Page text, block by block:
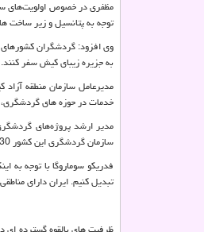
توجه به پتانسیل و زیر ساخت
وي افزود: گردشگران کشورهای
به جزیره زیبای کیش سفر کنند.
مدیرعامل سازمان منطقه
خدمات در حوزه های
مدیر ارشد پروژه‌های
سازمان گردشگری این کشور 230 پرسنل دارد که 60 درصد آن‌ها در خارج از این کشور مشغول به کارند.
فدریکو سوماروگا با توجه
تبدیل کنیم. ایران دارای